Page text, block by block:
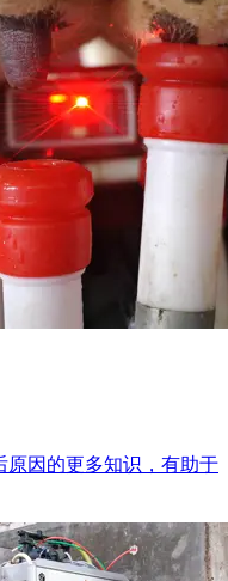
原因的更多知识，有助于